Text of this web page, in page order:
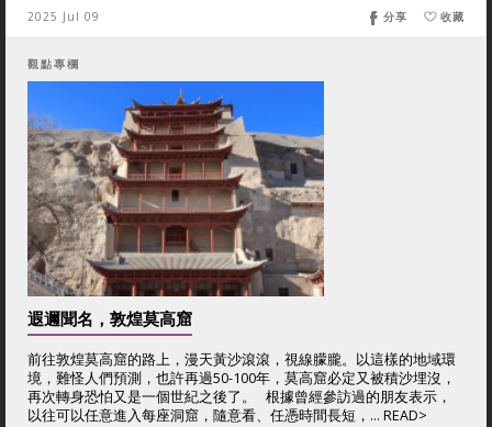
2025 Jul 09 收藏
分享
觀點專欄
遐邇聞名，敦煌莫高窟
前往敦煌莫高窟的路上，漫天黃沙滾滾，視線朦朧。以這樣的地域環
境，難怪人們預測，也許再過50-100年，莫高窟必定又被積沙埋沒，
再次轉身恐怕又是一個世紀之後了。 根據曾經參訪過的朋友表示，
以往可以任意進入每座洞窟，隨意看、任憑時間長短，... READ>